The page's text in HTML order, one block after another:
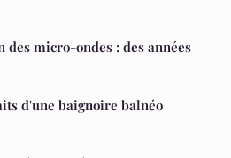
des micro-ondes : des années
d'une baignoire balnéo